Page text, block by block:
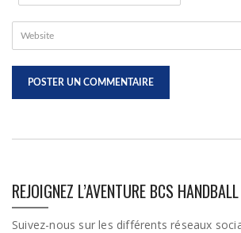
REJOIGNEZ L’AVENTURE BCS HANDBALL
Suivez-nous sur les différents réseaux